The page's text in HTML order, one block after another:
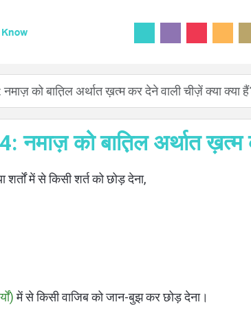
को बात़िल अर्थात ख़त्म कर देने वाली चीज़ें क्या क्या
नमाज़ को बात़िल अर्थात ख़त्म
शर्तों में से किसी शर्त को छोड़ देना,
में से किसी वाजिब को जान-बुझ कर छोड़ देना।